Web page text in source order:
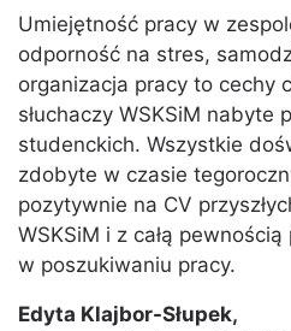
Umiejętność pracy w
odporność na stres,
organizacja pracy to cechy
słuchaczy WSKSiM nabyte
studenckich. Wszystkie
zdobyte w czasie
pozytywnie na CV
WSKSiM i z całą
w poszukiwaniu pracy.
Edyta Klajbor-Słupek,